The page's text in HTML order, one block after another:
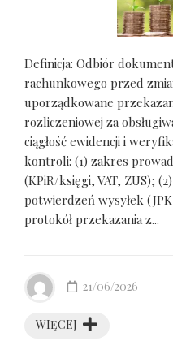
Definicja: Odbiór
rachunkowego przed
uporządkowane
rozliczeniowej za
ciągłość ewidencji i
kontroli: (1) zakres
(KPiR/księgi, VAT, ZUS);
potwierdzeń wysyłek
protokół przekazania z...
WIĘCEJ
21/06/2026